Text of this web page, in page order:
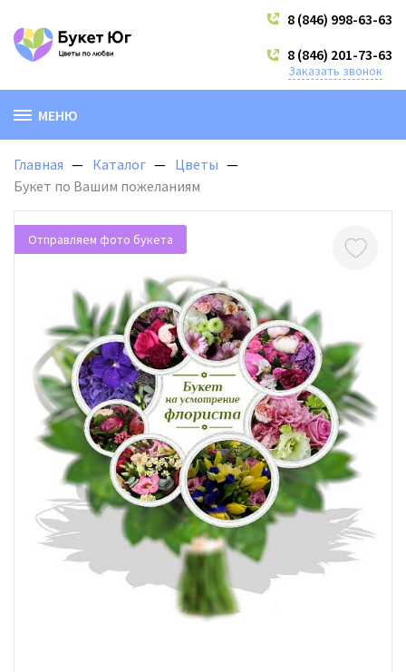
8 (846) 998-63-63
8 (846) 201-73-63
Заказать звонок
МЕНЮ
Главная Каталог
Цветы
Букет по Вашим пожеланиям
Отправляем фото букета